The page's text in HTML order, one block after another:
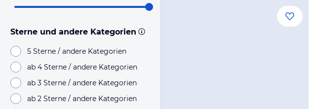
Sterne und andere Kategorien
5 Sterne / andere Kategorien
ab 4 Sterne / andere Kategorien
ab 3 Sterne / andere Kategorien
ab 2 Sterne / andere Kategorien